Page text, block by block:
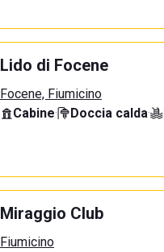
Lido di Focene
Focene, Fiumicino
Cabine· Doccia calda·
Miraggio Club
Fiumicino